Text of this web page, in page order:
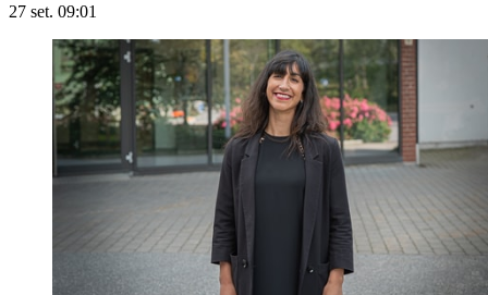
27 set. 09:01